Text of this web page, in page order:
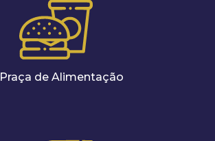
Praça de Alimentação